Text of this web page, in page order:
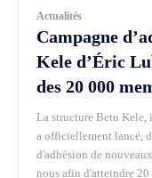
Actualités
Campagne
Kele d’Éric
des 20 000
La structure Betu Kele,
a officiellement lancé,
d'adhésion de
nous afin d'atteindre 20